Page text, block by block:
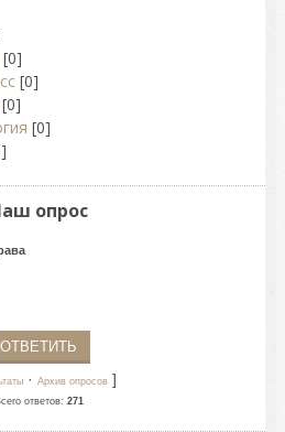
[0]
[0]
[0]
[0]
опрос
· Архив опросов]
ответов: 271